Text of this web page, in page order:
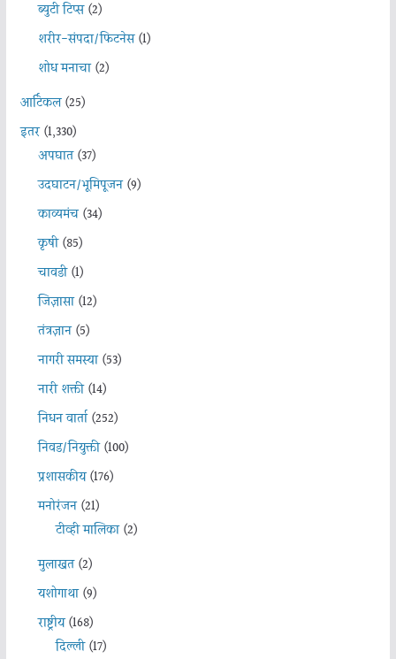
ब्युटी टिप्स(2)
शरीर-संपदा/फिटनेस(1)
शोध मनाचा(2)
आर्टिकल(25)
इतर(1,330)
अपघात(37)
उदघाटन/भूमिपूजन(9)
काव्यमंच(34)
कृषी(85)
चावडी(1)
जिज्ञासा(12)
तंत्रज्ञान(5)
नागरी समस्या(53)
नारी शक्ती(14)
निधन वार्ता(252)
निवड/नियुक्ती(100)
प्रशासकीय(176)
मनोरंजन(21)
टीव्ही मालिका(2)
मुलाखत(2)
यशोगाथा(9)
राष्ट्रीय(168)
दिल्ली(17)